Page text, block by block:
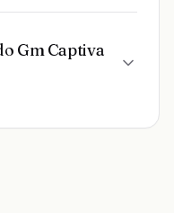
Gm Captiva